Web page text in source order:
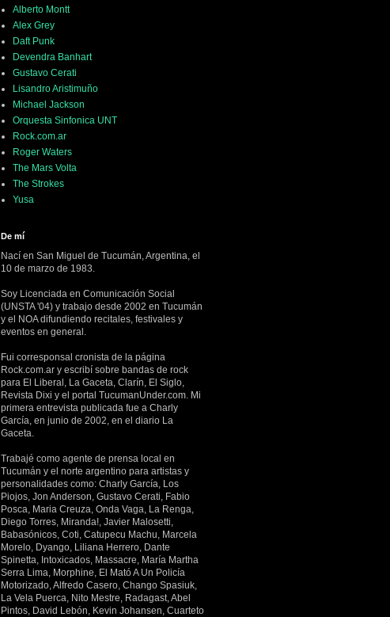
Alberto Montt
Alex Grey
Daft Punk
Devendra Banhart
Gustavo Cerati
Lisandro Aristimuño
Michael Jackson
Orquesta Sinfonica UNT
Rock.com.ar
Roger Waters
The Mars Volta
The Strokes
Yusa
De mí
Nací en San Miguel de Tucumán, Argentina, el
10 de marzo de 1983.
Soy Licenciada en Comunicación Social
(UNSTA '04) y trabajo desde 2002 en Tucumán
y el NOA difundiendo recitales, festivales y
eventos en general.
Fui corresponsal cronista de la página
Rock.com.ar y escribí sobre bandas de rock
para El Liberal, La Gaceta, Clarín, El Siglo,
Revista Dixi y el portal TucumanUnder.com. Mi
primera entrevista publicada fue a Charly
García, en junio de 2002, en el diario La
Gaceta.
Trabajé como agente de prensa local en
Tucumán y el norte argentino para artistas y
personalidades como: Charly García, Los
Piojos, Jon Anderson, Gustavo Cerati, Fabio
Posca, Maria Creuza, Onda Vaga, La Renga,
Diego Torres, Miranda!, Javier Malosetti,
Babasónicos, Coti, Catupecu Machu, Marcela
Morelo, Dyango, Liliana Herrero, Dante
Spinetta, Intoxicados, Massacre, María Martha
Serra Lima, Morphine, El Mató A Un Policía
Motorizado, Alfredo Casero, Chango Spasiuk,
La Vela Puerca, Nito Mestre, Radagast, Abel
Pintos, David Lebón, Kevin Johansen, Cuarteto